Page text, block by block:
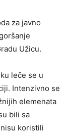
za javno
Užicu.
leče se u
Intenzivno se
elemenata
bili sa
koristili